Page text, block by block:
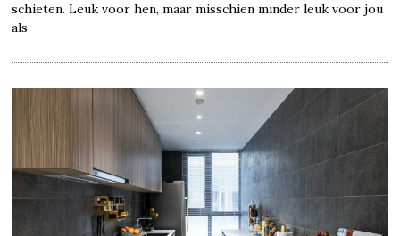
schieten. Leuk voor hen, maar misschien minder leuk voor jou
als